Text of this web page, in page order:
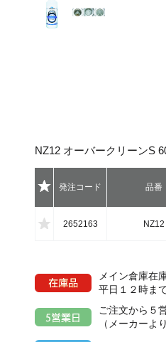
NZ12 オーバークリーンS
発注 コード 品番
2652163 NZ12
メイン倉庫在
平日１２時ま
ご注文から５
（メーカーよ